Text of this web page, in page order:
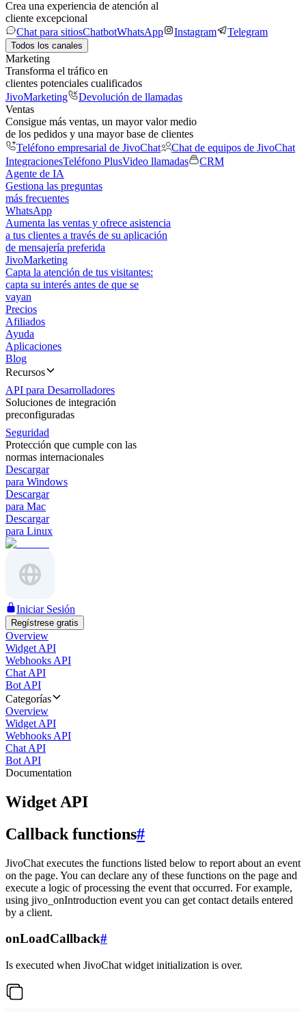
Crea una experiencia de atención al
cliente excepcional
Chat para sitiosChatbotWhatsApp Instagram Telegram
Todos los canales
Marketing
Transforma el tráfico en
clientes potenciales cualificados
JivoMarketing
Devolución de llamadas
Ventas
Consigue más ventas, un mayor valor medio
de los pedidos y una mayor base de clientes
Teléfono empresarial de JivoChat
Chat de equipos de JivoChat
IntegracionesTeléfono PlusVideo llamadas
CRM
Agente de IA
Gestiona las preguntas
más frecuentes
WhatsApp
Aumenta las ventas y ofrece asistencia
a tus clientes a través de su aplicación
de mensajería preferida
JivoMarketing
Capta la atención de tus visitantes:
capta su interés antes de que se
vayan
Precios
Afiliados
Ayuda
Aplicaciones
Blog
Recursos
API para Desarrolladores
Soluciones de integración
preconfiguradas
Seguridad
Protección que cumple con las
normas internacionales
Descargar
para Windows
Descargar
para Mac
Descargar
para Linux
Iniciar Sesión
Regístrese gratis
Overview
Widget API
Webhooks API
Chat API
Bot API
Categorías
Overview
Widget API
Webhooks API
Chat API
Bot API
Documentation
Widget API
Callback functions#
JivoChat executes the functions listed below to report about an event
on the page. You can declare any of these functions on the page and
execute a logic of processing the event that occurred. For example,
using jivo_onIntroduction event you can get contact details entered
by a client.
onLoadCallback#
Is executed when JivoChat widget initialization is over.